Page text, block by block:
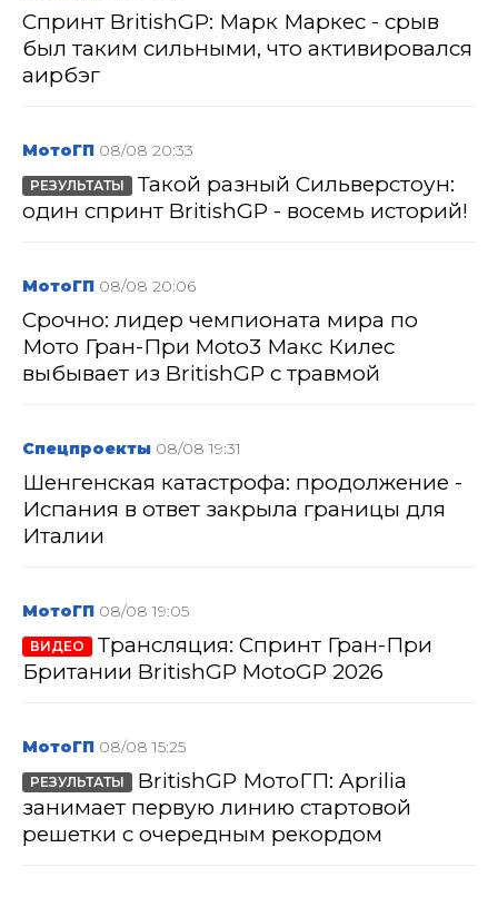
Спринт BritishGP: Марк Маркес - срыв
был таким сильными, что активировался
аирбэг
МотоГП 08/08 20:33
РЕЗУЛЬТАТЫ
Такой разный Сильверстоун:
один спринт BritishGP - восемь историй!
МотоГП 08/08 20:06
Срочно: лидер чемпионата мира по
Мото Гран-При Moto3 Макс Килес
выбывает из BritishGP с травмой
Спецпроекты 08/08 19:31
Шенгенская катастрофа: продолжение -
Испания в ответ закрыла границы для
Италии
МотоГП 08/08 19:05
ВИДЕО
Трансляция: Спринт Гран-При
Британии BritishGP MotoGP 2026
МотоГП 08/08 15:25
РЕЗУЛЬТАТЫ
BritishGP МотоГП: Aprilia
занимает первую линию стартовой
решетки с очередным рекордом